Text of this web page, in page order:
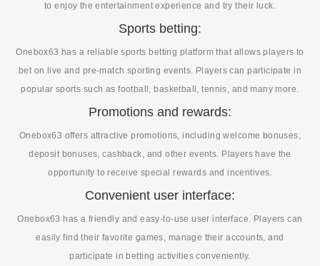
to enjoy the entertainment experience and try their luck.
Sports betting:
Onebox63 has a reliable sports betting platform that allows players to
bet on live and pre-match sporting events. Players can participate in
popular sports such as football, basketball, tennis, and many more.
Promotions and rewards:
Onebox63 offers attractive promotions, including welcome bonuses,
deposit bonuses, cashback, and other events. Players have the
opportunity to receive special rewards and incentives.
Convenient user interface:
Onebox63 has a friendly and easy-to-use user interface. Players can
easily find their favorite games, manage their accounts, and
participate in betting activities conveniently.